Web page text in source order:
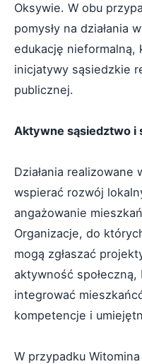
Oksywie. W obu
pomysły na działania
edukację nieformalną,
inicjatywy sąsiedzkie
publicznej.
Aktywne sąsiedztwo i
Działania realizowane
wspierać rozwój
angażowanie
Organizacje, do
mogą zgłaszać
aktywność
integrować
kompetencje i
W przypadku